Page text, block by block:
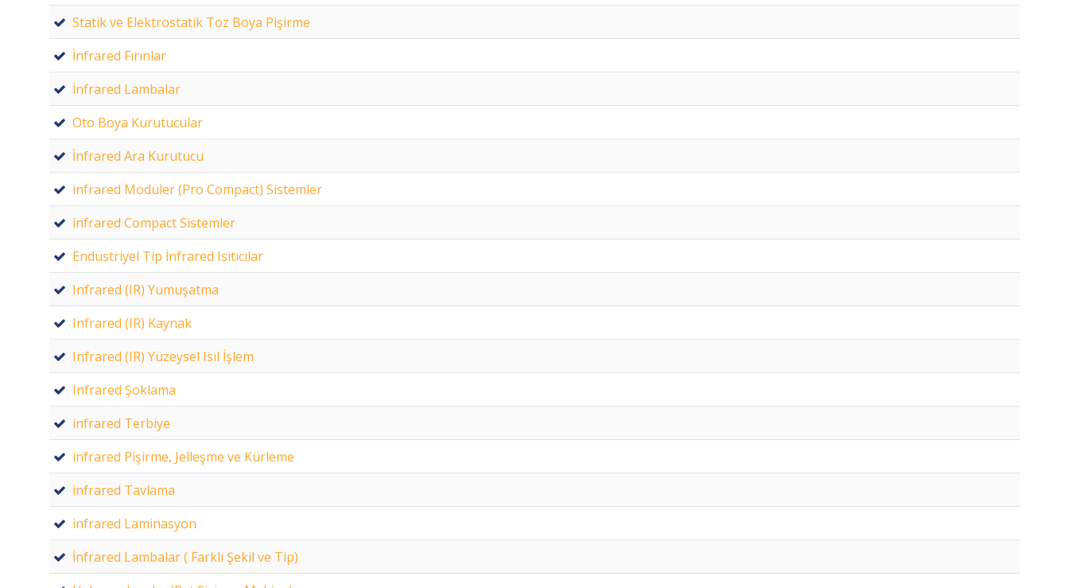
Statik ve Elektrostatik Toz Boya Pişirme
İnfrared Fırınlar
İnfrared Lambalar
Oto Boya Kurutucular
İnfrared Ara Kurutucu
infrared Modüler (Pro Compact) Sistemler
infrared Compact Sistemler
Endüstriyel Tip İnfrared Isıtıcılar
Infrared (IR) Yumuşatma
Infrared (IR) Kaynak
Infrared (IR) Yüzeysel Isıl İşlem
Infrared Şoklama
infrared Terbiye
infrared Pişirme, Jelleşme ve Kürleme
infrared Tavlama
infrared Laminasyon
İnfrared Lambalar ( Farklı Şekil ve Tip)